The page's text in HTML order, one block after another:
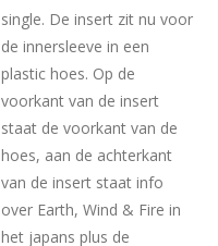
single. De insert zit nu voor
de innersleeve in een
plastic hoes. Op de
voorkant van de insert
staat de voorkant van de
hoes, aan de achterkant
van de insert staat info
over Earth, Wind & Fire in
het japans plus de